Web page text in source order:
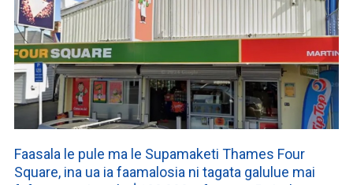
Faasala le pule ma le Supamaketi Thames Four
Square, ina ua ia faamalosia ni tagata galulue mai